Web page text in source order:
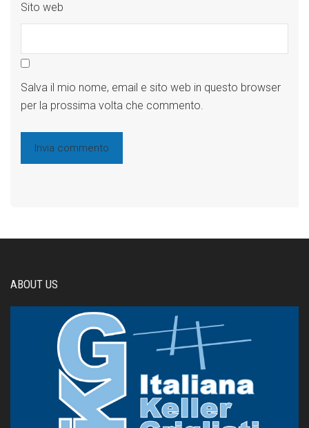
Sito web
Salva il mio nome, email e sito web in questo browser
per la prossima volta che commento.
ABOUT US